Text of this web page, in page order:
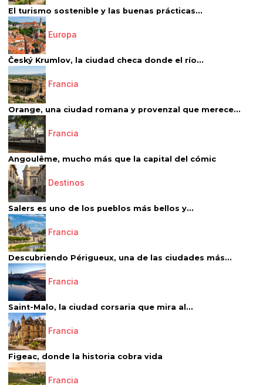
El turismo sostenible y las buenas prácticas...
Europa
Český Krumlov, la ciudad checa donde el río...
Francia
Orange, una ciudad romana y provenzal que merece...
Francia
Angoulême, mucho más que la capital del cómic
Destinos
Salers es uno de los pueblos más bellos y...
Francia
Descubriendo Périgueux, una de las ciudades más...
Francia
Saint-Malo, la ciudad corsaria que mira al...
Francia
Figeac, donde la historia cobra vida
Francia